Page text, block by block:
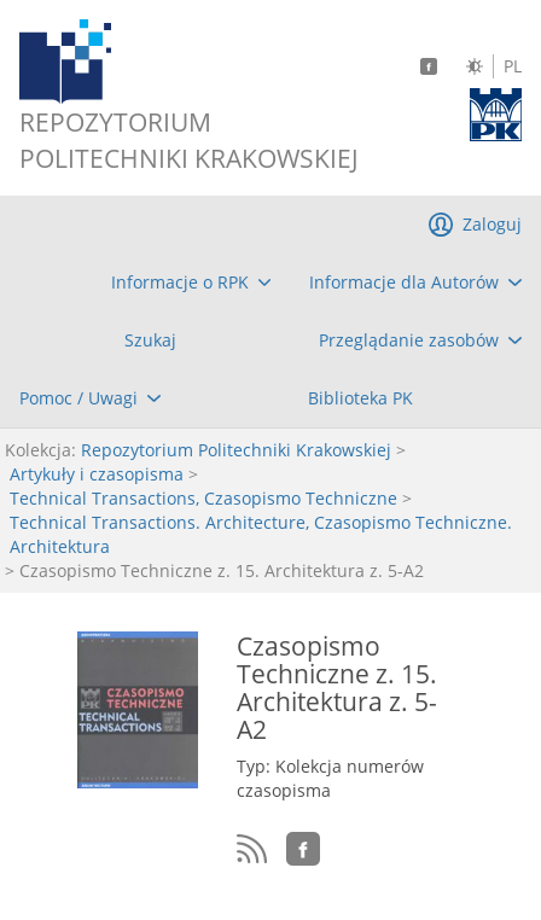
REPOZYTORIUM
POLITECHNIKI KRAKOWSKIEJ
PL
Informacje o RPK Informacje dla Autorów
Szukaj Przeglądanie zasobów
Pomoc / Uwagi Biblioteka PK
Zaloguj
Kolekcja: Repozytorium Politechniki Krakowskiej >
Artykuły i czasopisma >
Technical Transactions, Czasopismo Techniczne >
Technical Transactions. Architecture, Czasopismo Techniczne.
Architektura
> Czasopismo Techniczne z. 15. Architektura z. 5-A2
Czasopismo
Techniczne z. 15.
Architektura z. 5-
A2
Typ: Kolekcja numerów
czasopisma